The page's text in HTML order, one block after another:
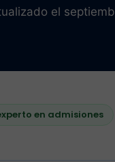
el
en admisiones